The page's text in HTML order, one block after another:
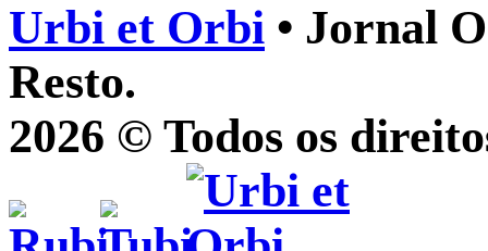
Urbi et Orbi • Jornal
Resto.
2026 © Todos os